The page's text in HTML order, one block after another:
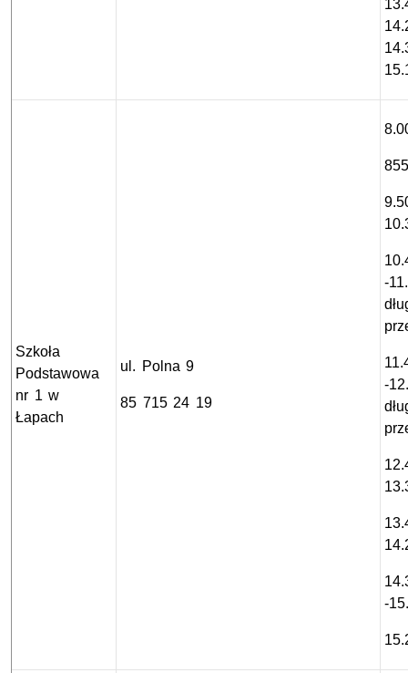
Szkoła
Podstawowa
nr 1 w
Łapach
ul. Polna 9
85 715 24 19
-
-
-